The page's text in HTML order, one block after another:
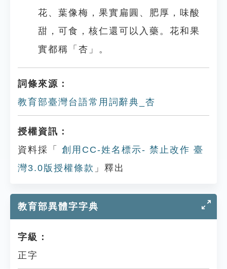
花、葉像梅，果實扁圓、肥厚，味酸
甜，可食，核仁還可以入藥。花和果
實都稱「杏」。
詞條來源：
教育部臺灣台語常用詞辭典_杏
授權資訊：
資料採「
創用CC-姓名標示- 禁止改作 臺
灣3.0版授權條款 」釋出
教育部異體字字典
字級：
正字